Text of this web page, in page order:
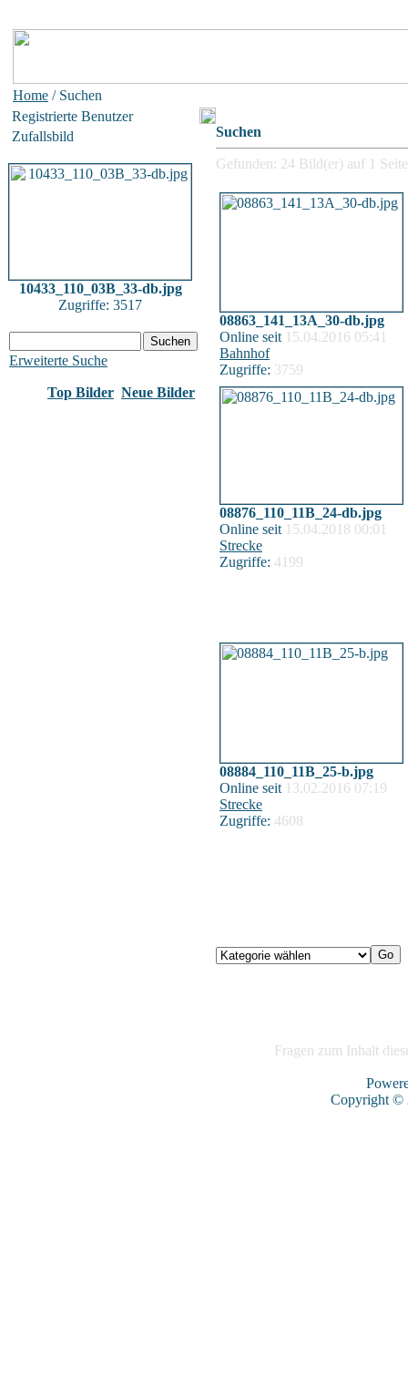
Home / Suchen
Registrierte Benutzer
Zufallsbild
10433_110_03B_33-db.jpg
Zugriffe: 3517
Erweiterte Suche
Top Bilder Neue Bilder
Suchen
Gefunden: 24 Bild(er) auf 1
08863_141_13A_30-db.jpg
Online seit 15.04.2016 05:41
Bahnhof
Zugriffe: 3759
08876_110_11B_24-db.jpg
Online seit 15.04.2018 00:01
Strecke
Zugriffe: 4199
08884_110_11B_25-b.jpg
Online seit 13.02.2016 07:19
Strecke
Zugriffe: 4608
Fragen zum Inhalt
Copyright ©